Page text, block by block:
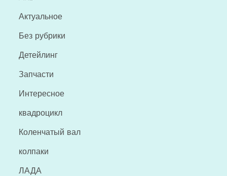
Актуальное
Без рубрики
Детейлинг
Запчасти
Интересное
квадроцикл
Коленчатый вал
колпаки
ЛАДА